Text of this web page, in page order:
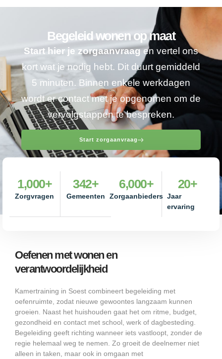
Begeleid wonen op maat
Start hier je zorgaanvraagen vertel ons
kort wat je nodig hebt. Dit duurt gemiddeld
5 minuten. Binnen enkele werkdagen
wordt er contact met je opgenomen om de
vervolgstappen te bespreken.
Start zorgaanvraag
Zorgvragen
1,000+
Gemeenten
342+
Zorgaanbieders
6,000+
Jaar
ervaring
20+
Oefenen met wonen en
verantwoordelijkheid
Kamertraining in Soest combineert begeleiding met
oefenruimte, zodat nieuwe gewoontes langzaam kunnen
groeien. Naast het huishouden gaat het om ritme, budget,
gezondheid en contact met school, werk of dagbesteding.
Begeleiding geeft richting wanneer iets vastloopt, zonder de
regie helemaal weg te nemen. Zo groeit de deelnemer niet
alleen in taken, maar ook in omgaan met